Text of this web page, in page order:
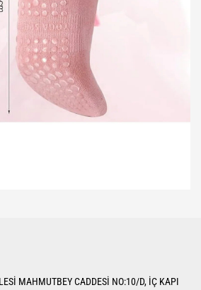
MAHMUTBEY CADDESİ NO:10/D, İÇ KAPI